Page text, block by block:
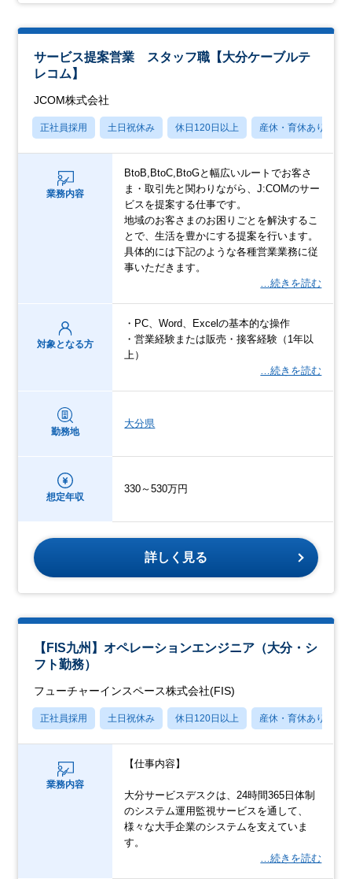
サービス提案営業 スタッフ職【大分ケーブルテ
レコム】
JCOM株式会社
正社員採用 土日祝休み 休日120日以上 産休・育休あり
業務内容
BtoB,BtoC,BtoGと幅広いルートでお客さ
ま・取引先と関わりながら、J:COMのサー
ビスを提案する仕事です。
地域のお客さまのお困りごとを解決するこ
とで、生活を豊かにする提案を行います。
具体的には下記のような各種営業業務に従
事いただきます。
…続きを読む
対象となる方
・PC、Word、Excelの基本的な操作
・営業経験または販売・接客経験（1年以
上）
…続きを読む
勤務地
大分県
想定年収
330～530万円
詳しく見る
【FIS九州】オペレーションエンジニア（大分・シ
フト勤務）
フューチャーインスペース株式会社(FIS)
正社員採用 土日祝休み 休日120日以上 産休・育休あり
業務内容
【仕事内容】
大分サービスデスクは、24時間365日体制
のシステム運用監視サービスを通して、
様々な大手企業のシステムを支えていま
す。
…続きを読む